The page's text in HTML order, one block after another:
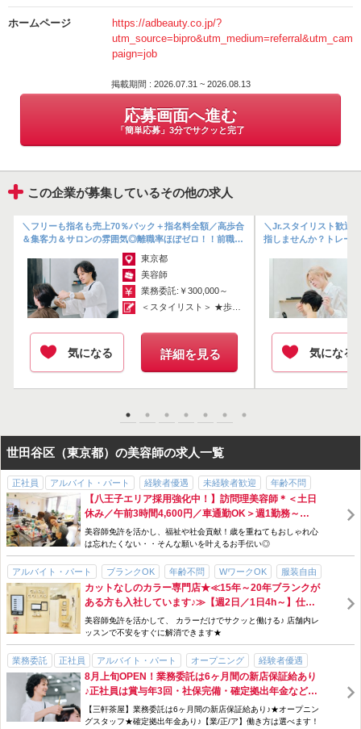
海外研修や自己啓発支援など、働きながら自分に磨きをかけられる制
度も多彩。
自分の理想に向かってコツコツ進んでいけるはずです！
＜＜自分に合った働き方で収入UP＞＞
・正社員は月給＋各種手当
・業務委託は45～88％の歩合
※初めてでもトライしやすい給与保証あり
正社員の場合は25万円～の給与に加え、売上・店販など各種手当で頑
業務委託は自由出勤で、自分のペースでしっかり稼ぐことが可能★
歩合率は45～88％です。
また、業務委託で収入がガクッと落ちないか…そんな心配のある方に
向けて、3パターンの保障給もあり。
業務委託の経験が無い方でもトライしやすいですよ！
＜＜将来を見据えて働けます＞＞
「いつかは自分の家庭をつくりたい」
出産・育児などライフイベントの変化に対応する産前産後休暇・育児
休暇などの制度を整えています♪
在籍するママスタッフも育児と両立しながら活躍中！
良い働き方をお互いに話し合って決めていけたら…そう考えていま
す。
＜＜ちゃんと休息もとれます＞＞
しっかり稼げるのはもちろん、お休みもちゃんと取れるのがポイン
ト！
正社員は完全週休2日制で、仕事とプライベートバランスよく働けま
す。
有給休暇ももちろん取得できるのでリフレッシュもしながら、お仕事
にのぞめます★
アルバイト・パートや業務委託の場合は柔軟にお休みを取ることが可
ホームページ
https://adbeauty.co.jp/?
utm_source=bipro&utm_medium=referral&utm_cam
paign=job
掲載期間 : 2026.07.31 ~ 2026.08.13
応募画面へ進む
「簡単応募」3分でサクッと完了
この企業が募集しているその他の求人
＼フリーも指名も売上70％バック＋指名料全額／高歩合
＆集客力＆サロンの雰囲気◎離職率ほぼゼロ！！前職の
「倍」稼げることも珍しくないです★
東京都
美容師
業務委託:￥300,000～
＜スタイリスト＞ ★歩合率：70％～（...
気になる 詳細を見る
＼Jr.スタイリスト歓迎
指しませんか？トレー
気になる
世田谷区（東京都）の美容師の求人一覧
正社員 アルバイト・パート 経験者優遇 未経験者歓迎
年齢不問
WワークOK
ノルマなし 服装自由 主婦・主夫歓迎
パパ・ママ在籍
髪型・髪色自由
40代以上活躍できる 交通費支給 社会保険完備
研修制度あり
外部講習費負担 社員登用あり
車・バイクOK
独立支援制度あり
土日休みOK 週1日～ 18時までに退社できる 急募
【八王子エリア採用強化中！】訪問理美容師＊＜土日
休み／午前3時間4,600円／車通勤OK＞週1勤務～
OK！午前中保障あり◎サロンとのWワークも可能！
美容師免許を活かし、福祉や社会貢献！歳を重ねてもおしゃれ心
は忘れたくない・・そんな願いを叶えるお手伝い◎
アルバイト・パート ブランクOK 年齢不問 WワークOK
服装自由
パパ・ママ在籍
髪型・髪色自由
Uターン・Iターン・Jターン
女性スタッフ多数
40代以上活躍できる 車・バイクOK
社会保険完備
交通費支給
手当充実 研修制度あり
産休・育休制度あり
勤務時間・曜日応相談
週2日～ 扶養控除内
残業月10時間以下
お祝い金あり
急募 駅チカ サロン見学OK
主婦・主夫歓迎
パパ・ママ歓迎
カットなしのカラー専門店★≪15年～20年ブランクが
ある方も入社しています♪≫【週2日／1日4h～】仕事
内容も働き方も、無理なく復帰しやすい♪〈都内エリ
アで募集中！〉
美容師免許を活かして、 カラーだけでサクッと働ける♪ 店舗内レ
ッスンで不安をすぐに解消できます★
業務委託 正社員 アルバイト・パート オープニング
経験者優遇
店長候補
幹部候補 ブランクOK 年齢不問 WワークOK
ノルマなし
服装自由
主婦・主夫歓迎 髪型・髪色自由 交通費支給
社会保険完備
歩合・インセンティブあり
手当充実 研修制度あり
完全週休二日制
8月上旬OPEN！業務委託は6ヶ月間の新店保証給あり
♪正社員は賞与年3回・社保完備・確定拠出年金など充
実の待遇◎エリアNO.1の人気サロン多数！＜引っ越し
祝い金20万円支給＞
【三軒茶屋】業務委託は6ヶ月間の新店保証給あり♪★オープニン
グスタッフ★確定拠出年金あり♪【業/正/ア】働き方は選べます！